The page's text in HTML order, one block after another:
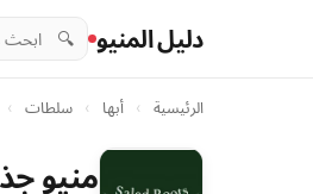
دليل المنيو 🔍
الرئيسية › أبها › سلطات ›
منيو